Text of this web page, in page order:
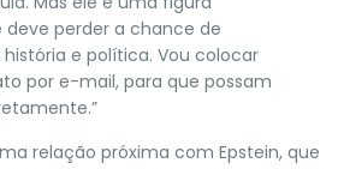
deve perder a chance de
e política. Vou colocar
por e-mail, para que possam
relação próxima com Epstein, que